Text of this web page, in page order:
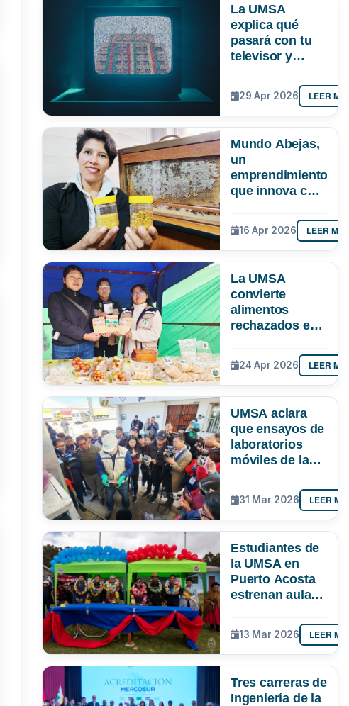
La UMSA
explica qué
pasará con tu
televisor y
quedarte sin
señal ante el
apagón
29 Apr 2026 LEER
Mundo Abejas,
un
emprendimiento
que innova con
hasta con
apiterapia
16 Apr 2026 LEER
La UMSA
convierte
alimentos
rechazados en
24 Apr 2026 LEER
UMSA aclara
que ensayos de
laboratorios
móviles de la
no evaluaron
contenido de
manganeso ni
existentes
31 Mar 2026 LEER
Estudiantes de
la UMSA en
Puerto Acosta
estrenan aula
y laboratorio
13 Mar 2026 LEER
Tres carreras de
Ingeniería de la